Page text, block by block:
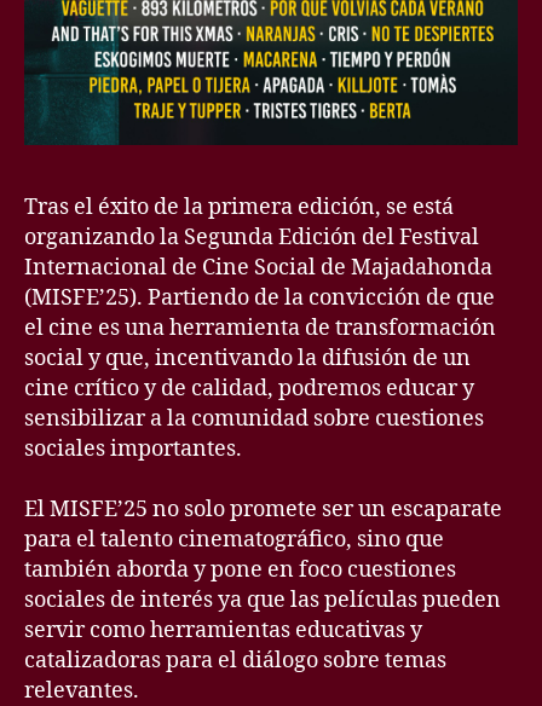
Tras el éxito de la primera edición, se está
organizando la Segunda Edición del Festival
Internacional de Cine Social de Majadahonda
(MISFE’25). Partiendo de la convicción de que
el cine es una herramienta de transformación
social y que, incentivando la difusión de un
cine crítico y de calidad, podremos educar y
sensibilizar a la comunidad sobre cuestiones
sociales importantes.
El MISFE’25 no solo promete ser un escaparate
para el talento cinematográfico, sino que
también aborda y pone en foco cuestiones
sociales de interés ya que las películas pueden
servir como herramientas educativas y
catalizadoras para el diálogo sobre temas
relevantes.